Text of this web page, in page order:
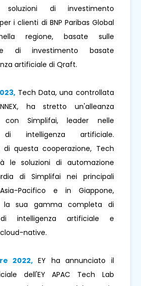
soluzioni di investimento
i clienti di BNP Paribas Global
regione, basate sulle
di investimento basate
artificiale di Qraft.
Tech Data, una controllata
ha stretto un'alleanza
con Simplifai, leader nelle
di intelligenza artificiale.
di questa cooperazione, Tech
le soluzioni di automazione
di Simplifai nei principali
Pacifico e in Giappone,
la sua gamma completa di
intelligenza artificiale e
native.
2022, EY ha annunciato il
dell'EY APAC Tech Lab